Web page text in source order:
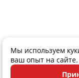
Мы используем
ваш опыт на сайте.